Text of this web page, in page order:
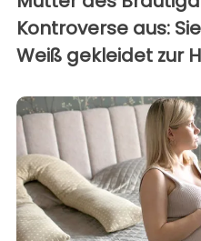
Kontroverse aus:
Weiß gekleidet zur